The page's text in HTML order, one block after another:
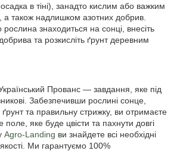
в тіні), занадто кислим або важким
а також надлишком азотних добрив.
знаходиться на сонці, внесіть
та розкисліть ґрунт деревним
Прованс — завдання, яке під
Забезпечивши рослині сонце,
та правильну стрижку, ви отримаєте
поле, яке буде цвісти та пахнути довгі
Agro-Landing ви знайдете всі необхідні
Ми гарантуємо 100%